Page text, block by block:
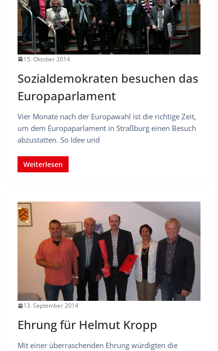
15. Oktober 2014
Sozialdemokraten besuchen das
Europaparlament
Vier Monate nach der Europawahl ist die richtige Zeit,
um dem Europaparlament in Straßburg einen Besuch
abzustatten. So Idee und
Weiterlesen
13. September 2014
Ehrung für Helmut Kropp
Mit einer überraschenden Ehrung würdigten die